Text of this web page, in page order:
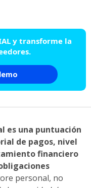
y transforme la
es una puntuación
de pagos, nivel
financiero
personal, no